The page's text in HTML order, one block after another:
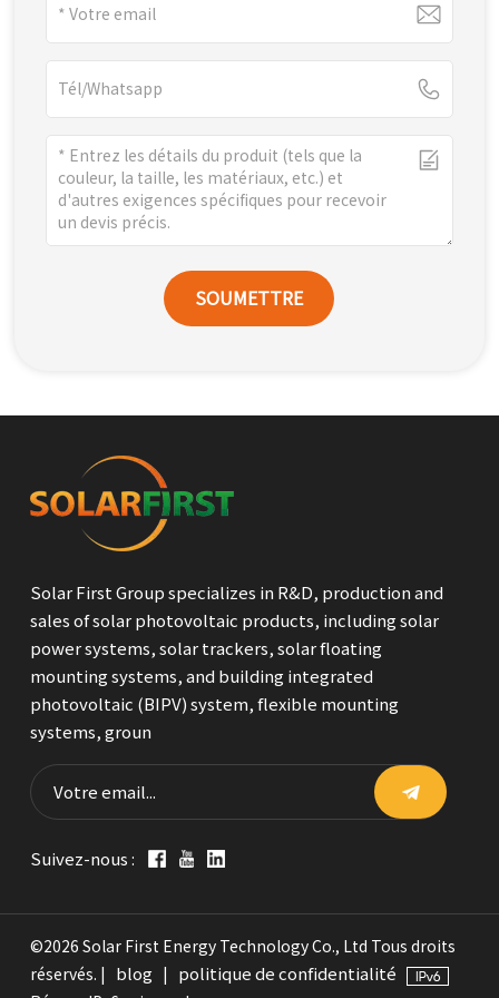
SOUMETTRE
Solar First Group specializes in R&D, production and
sales of solar photovoltaic products, including solar
power systems, solar trackers, solar floating
mounting systems, and building integrated
photovoltaic (BIPV) system, flexible mounting
systems, groun
Suivez-nous :
©2026 Solar First Energy Technology Co., Ltd Tous droits
réservés. |
blog politique de confidentialité